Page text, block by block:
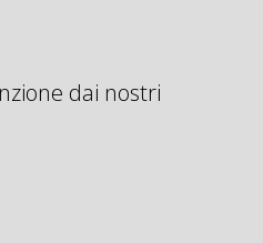
dai nostri